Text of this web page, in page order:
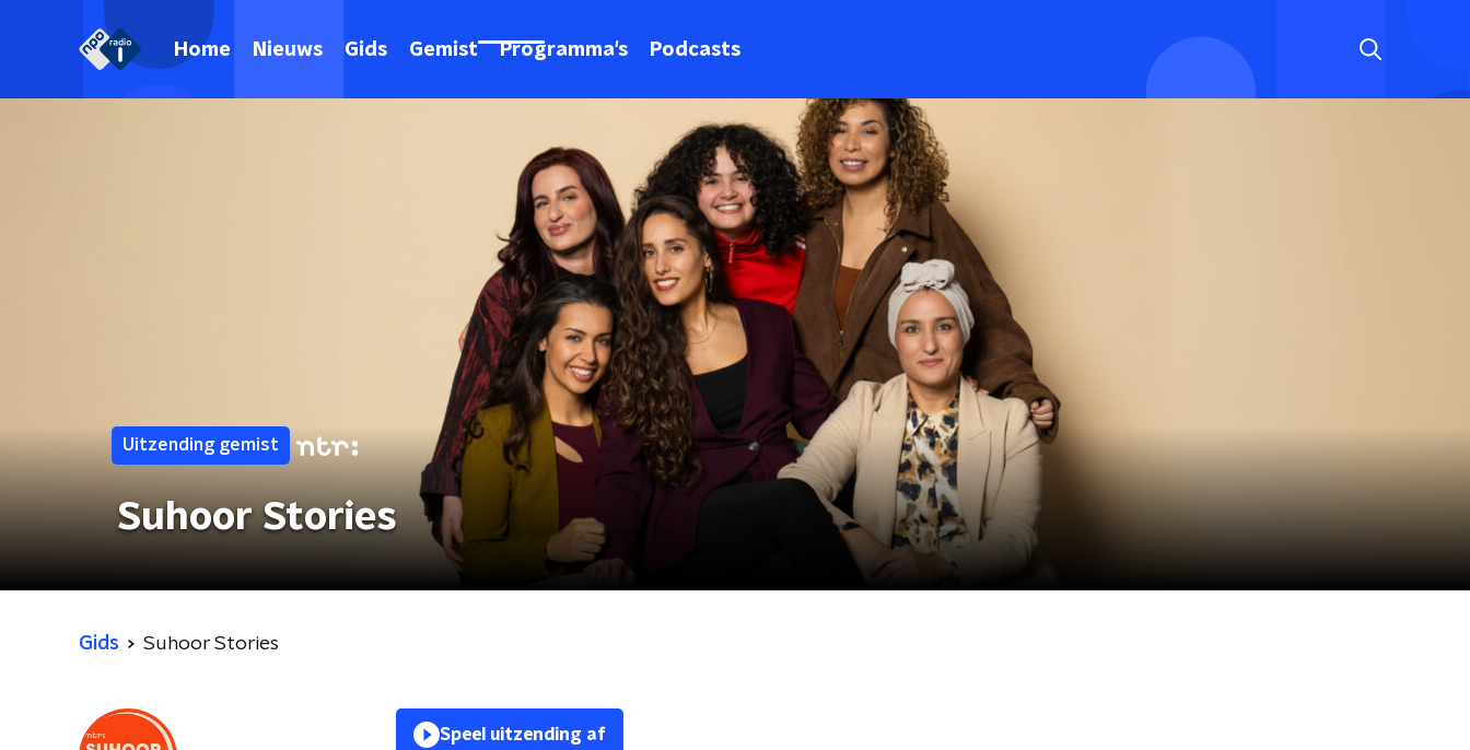
Home Nieuws Gids Gemist Programma's Podcasts
Uitzending gemist
Suhoor Stories
Gids Suhoor Stories
Speel uitzending af